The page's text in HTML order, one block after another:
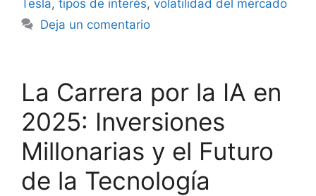
Tesla, tipos de interés, volatilidad del mercado
Deja un comentario
La Carrera por la IA en
2025: Inversiones
Millonarias y el Futuro
de la Tecnología